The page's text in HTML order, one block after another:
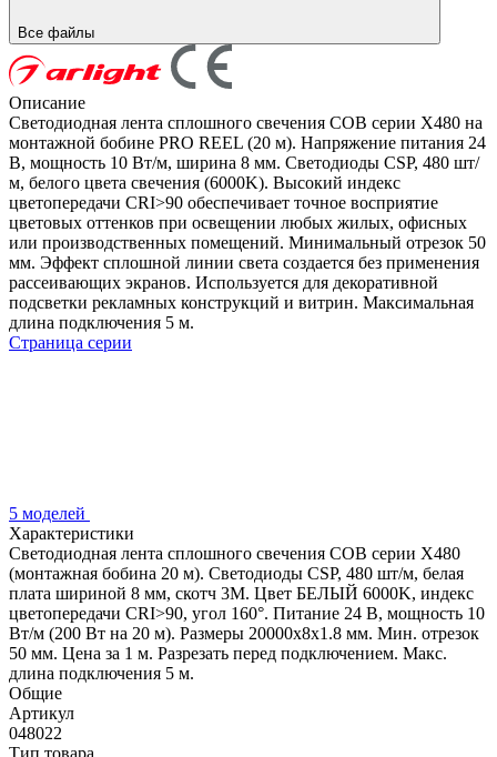
Все файлы
Описание
Светодиодная лента сплошного свечения COB серии X480 на
монтажной бобине PRO REEL (20 м). Напряжение питания 24
В, мощность 10 Вт/м, ширина 8 мм. Светодиоды CSP, 480 шт/
м, белого цвета свечения (6000K). Высокий индекс
цветопередачи CRI>90 обеспечивает точное восприятие
цветовых оттенков при освещении любых жилых, офисных
или производственных помещений. Минимальный отрезок 50
мм. Эффект сплошной линии света создается без применения
рассеивающих экранов. Используется для декоративной
подсветки рекламных конструкций и витрин. Максимальная
длина подключения 5 м.
Страница серии
5 моделей
Характеристики
Светодиодная лента сплошного свечения COB серии X480
(монтажная бобина 20 м). Светодиоды CSP, 480 шт/м, белая
плата шириной 8 мм, скотч 3M. Цвет БЕЛЫЙ 6000K, индекс
цветопередачи CRI>90, угол 160°. Питание 24 В, мощность 10
Вт/м (200 Вт на 20 м). Размеры 20000х8х1.8 мм. Мин. отрезок
50 мм. Цена за 1 м. Разрезать перед подключением. Макс.
длина подключения 5 м.
Общие
Артикул
048022
Тип товара